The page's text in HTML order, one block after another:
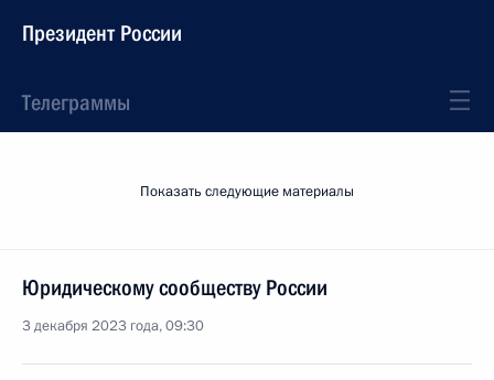
Президент России
Телеграммы
Показать следующие материалы
Юридическому сообществу России
3 декабря 2023 года, 09:30